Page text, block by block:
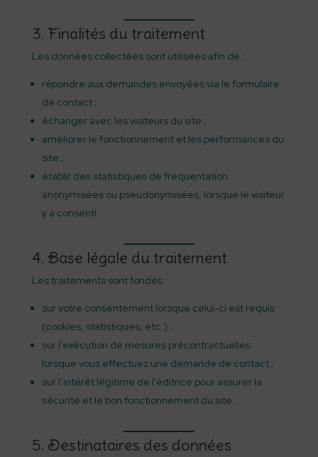
3. Finalités du traitement
Les données collectées sont utilisées afin de :
répondre aux demandes envoyées via le formulaire
de contact ;
échanger avec les visiteurs du site ;
améliorer le fonctionnement et les performances du
site ;
établir des statistiques de fréquentation
anonymisées ou pseudonymisées, lorsque le visiteur
y a consenti.
4. Base légale du traitement
Les traitements sont fondés :
sur votre consentement lorsque celui-ci est requis
(cookies, statistiques, etc.) ;
sur l’exécution de mesures précontractuelles
lorsque vous effectuez une demande de contact ;
sur l’intérêt légitime de l’éditrice pour assurer la
sécurité et le bon fonctionnement du site.
5. Destinataires des données